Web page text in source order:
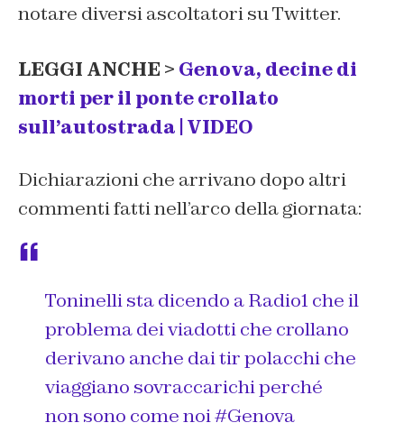
notare diversi ascoltatori su Twitter.
LEGGI ANCHE > Genova, decine di
morti per il ponte crollato
sull’autostrada | VIDEO
Dichiarazioni che arrivano dopo altri
commenti fatti nell’arco della giornata:
Toninelli sta dicendo a Radio1 che il
problema dei viadotti che crollano
derivano anche dai tir polacchi che
viaggiano sovraccarichi perché
non sono come noi#Genova